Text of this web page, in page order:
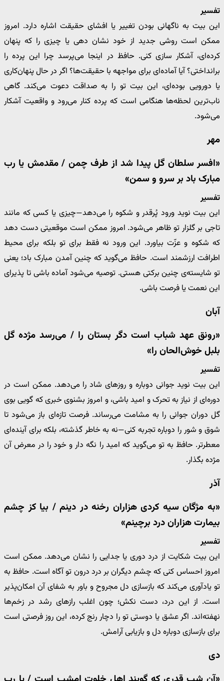
تفسیر
این بیت به ناگهانی بودن تغییر یا افشای حقیقت اشاره دارد. امروز
ممکن است روشی جدید از خود نشان دهی یا چیزی را که پنهان
کرده‌ای، آشکار سازی کنی. حافظ در اینجا می‌پرسد چرا این پرده را
برانداختی؟ آیا آماده‌ای برای مواجهه با حقیقت‌ها؟ اگر در حال پنهان‌کاری
یا دورویی بوده‌ای، این بیت تو را به صداقت دعوت می‌کند. گاهی
ناب‌ترین لحظه‌ها هنگامی است که پرده کنار می‌رود و واقعیت آشکار
می‌شود.
مهر
«افسر سلطان گل پیدا شد از طرف چمن / مقدمش یا رب
مبارک باد بر سرو و سمن»
تفسیر
این بیت نوید ورود پُرقدر و شکوه را می‌دهد—چیزی یا کسی که مانند
تاجی بر گلزار تو ظاهر می‌شود. امروز ممکن است موقعیتی دست دهد
که شکوه و عزّت بیاورد. این ورود نه فقط برای تو بلکه برای محیط
اطرافت ارزشمند است. حافظ می‌گوید که چنین آمدن مبارک باد؛ یعنی
تو شایسته‌ی چنین برکتی هستی. توصیه می‌شود آماده باشی تا پذیرای
این نعمت یا فرصت باشی.
آبان
«رونق عهد شباب است دگر بستان را / می‌رسد مژده گل
بلبل خوش‌الحان را»
تفسیر
این بیت نوید جوانی دوباره و روزهای شاد را می‌دهد. ممکن است در
دوره‌ای از نیاز به تحرک و امید باشی، و امروز بشنوی خبری که گویی بوی
گل دوران جوانی را به مشامت می‌رساند. فرصت تازه‌ای باز می‌شود تا
شوق و شور را دوباره تجربه کنی—نه به خاطر گذشته، بلکه برای آینده‌ای
معطرتر. حافظ به تو می‌گوید که امید را نگه دار و خود را در معرض آن
مژده بگذار.
آذر
«به مژگان سیه کردی هزاران رخنه در دینم / بیا کز چشم
بیمارت هزاران درد برچینم»
تفسیر
این بیت شکایت از درد دوری یا جدایی را نشان می‌دهد. ممکن است
امروز احساس کنی که چشم دیگران بر درد درون تو آگاه است. حافظ به
تو یادآوری می‌کند که بازسازی دل مجروح و باور به شفای آن امکان‌پذیر
است. از این درد، دست نکش؛ چون اغلب رازهای رشد در زخم‌ها
نهفته‌اند. اگر عشق یا دوستی تو را دچار رنج کرده، این روز فرصتی است
برای بازسازی دوباره دل و بازیابی آرامش.
دی